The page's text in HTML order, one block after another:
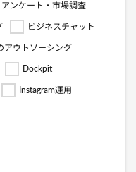
アンケート・市場調査
ビジネスチャット
アウトソーシング
Dockpit
Instagram運用